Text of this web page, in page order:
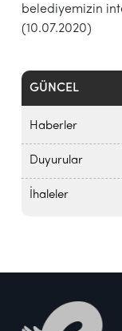
GÜNCEL
Haberler
Duyurular
İhaleler
belediyemizin
(10.07.2020)